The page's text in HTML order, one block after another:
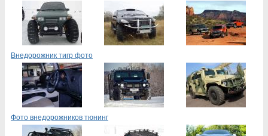
Внедорожник тигр фото
Фото внедорожников тюнинг